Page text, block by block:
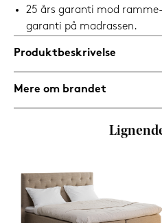
25 års garanti mod
garanti på madrassen.
Produktbeskrivelse
Mere om brandet